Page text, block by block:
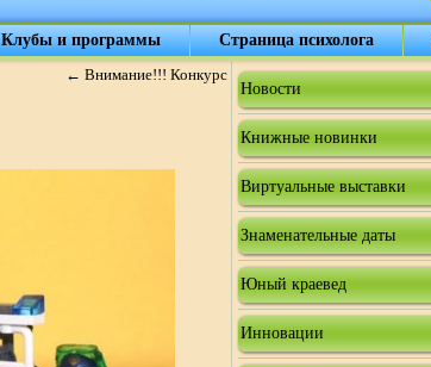
Клубы и программы Страница психолога
← Внимание!!! Конкурс
Новости
Книжные новинки
Виртуальные выставки
Знаменательные даты
Юный краевед
Инновации